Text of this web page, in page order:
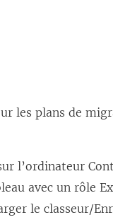
les plans de
l’ordinateur
avec un rôle
le classeur/